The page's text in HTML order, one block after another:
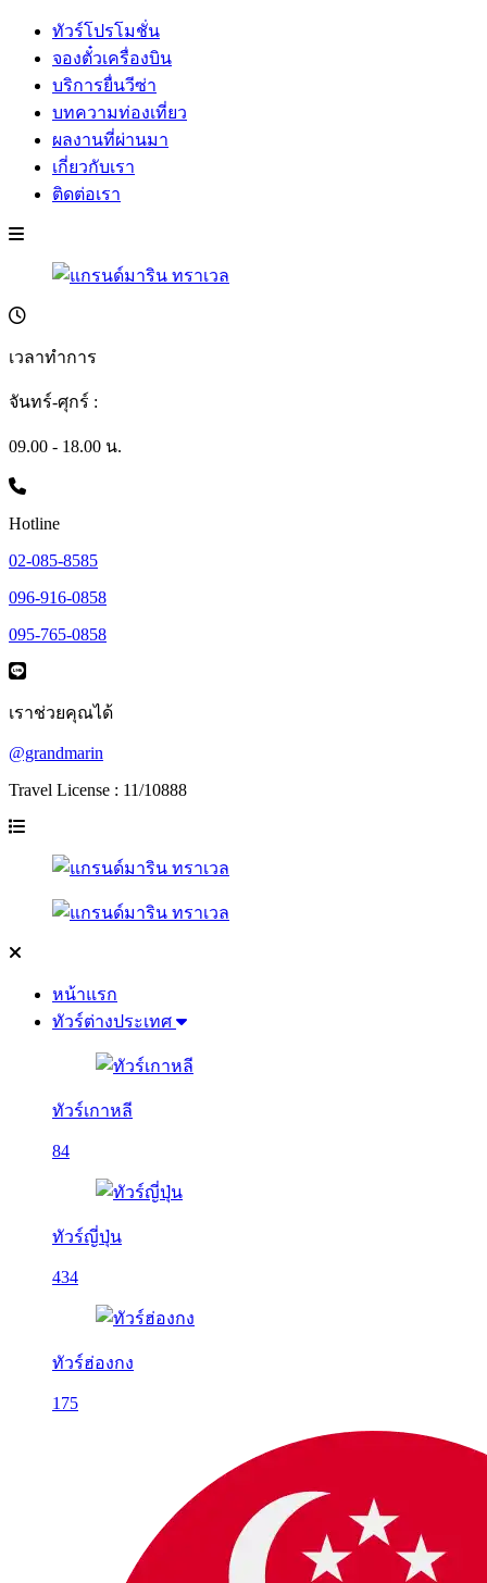
ทัวร์โปรโมชั่น
จองตั๋วเครื่องบิน
บริการยื่นวีซ่า
บทความท่องเที่ยว
ผลงานที่ผ่านมา
เกี่ยวกับเรา
ติดต่อเรา
เวลาทำการ
จันทร์-ศุกร์ :
09.00 - 18.00 น.
Hotline
02-085-8585
096-916-0858
095-765-0858
เราช่วยคุณได้
@grandmarin
Travel License : 11/10888
หน้าแรก
ทัวร์ต่างประเทศ
ทัวร์เกาหลี
84
ทัวร์ญี่ปุ่น
434
ทัวร์ฮ่องกง
175